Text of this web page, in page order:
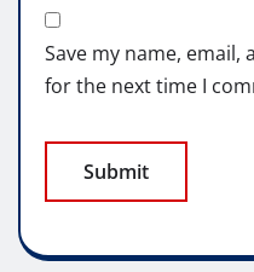
Save my name,
for the next time I